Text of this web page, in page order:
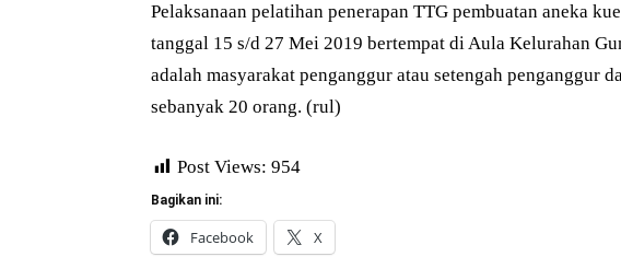
Pelaksanaan pelatihan penerapan TTG pembuatan aneka
tanggal 15 s/d 27 Mei 2019 bertempat di Aula Kelurahan
adalah masyarakat penganggur atau setengah penganggur
sebanyak 20 orang. (rul)
Post Views: 954
Bagikan ini:
Facebook X